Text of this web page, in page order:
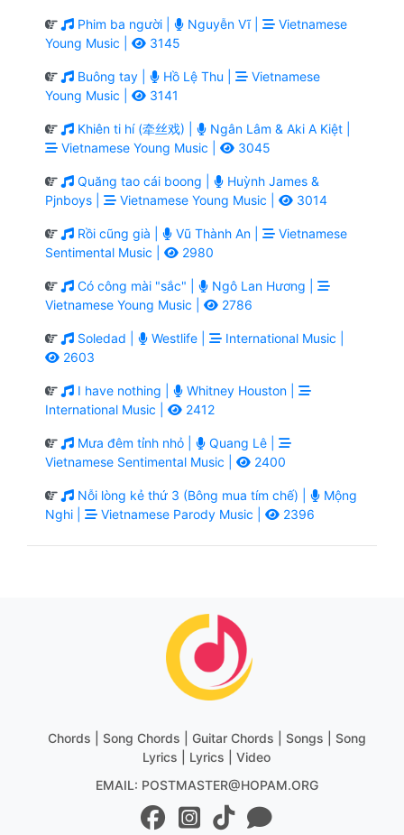
Phim ba người | Nguyễn Vĩ |
Vietnamese
Young Music |
3145
Buông tay | Hồ Lệ Thu |
Vietnamese
Young Music |
3141
Khiên ti hí (牵丝戏) |
Ngân Lâm & Aki A Kiệt |
Vietnamese Young Music |
3045
Quăng tao cái boong |
Huỳnh James &
Pjnboys |
Vietnamese Young Music | 3014
Rồi cũng già | Vũ Thành An |
Vietnamese
Sentimental Music |
2980
Có công mài "sắc" |
Ngô Lan Hương |
Vietnamese Young Music |
2786
Soledad | Westlife |
International Music |
2603
I have nothing |
Whitney Houston |
International Music |
2412
Mưa đêm tỉnh nhỏ |
Quang Lê |
Vietnamese Sentimental Music |
2400
Nỗi lòng kẻ thứ 3 (Bông mua tím chế) |
Mộng
Nghi |
Vietnamese Parody Music | 2396
Chords | Song Chords | Guitar Chords | Songs | Song
Lyrics | Lyrics | Video
EMAIL: POSTMASTER@HOPAM.ORG